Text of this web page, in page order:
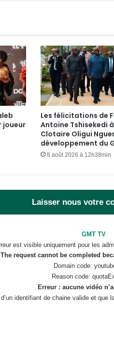
joueur
Les félicitations de
Antoine Tshisekedi
Clotaire Oligui
développement du
8 août 2026 à 12h38min
Laisser nous votre
GMT TV
est visible uniquement pour les
request cannot be completed
Domain code:
Reason code:
Erreur : aucune vidéo
d’un identifiant de chaine valide et